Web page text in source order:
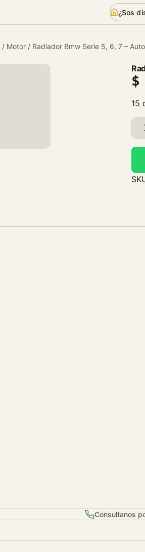
¿Sos
/ Motor / Radiador Bmw Serie 5, 6, 7 –
$
15
R
a
d
a
d
s
Consultanos